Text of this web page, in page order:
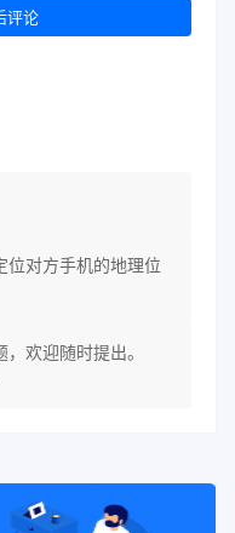
评论
位对方手机的地理位
欢迎随时提出。